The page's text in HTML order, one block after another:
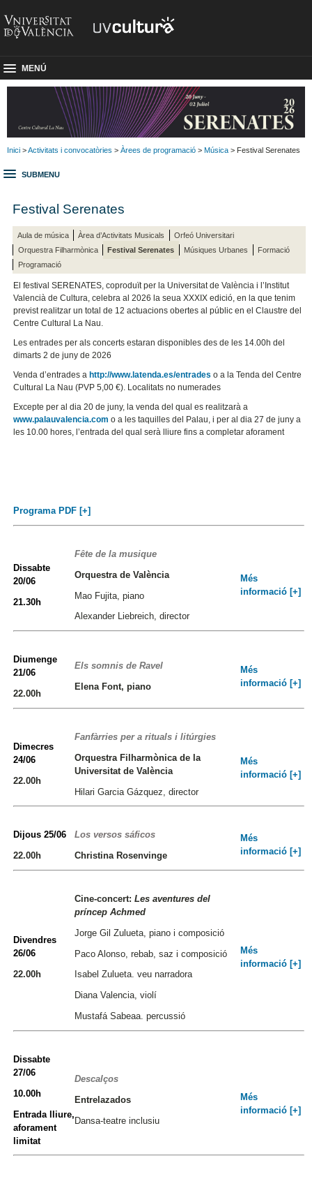
MENÚ
Inici >Activitats i convocatòries > Àrees de programació > Música > Festival Serenates
SUBMENU
Festival Serenates
Aula de música Àrea d’Activitats Musicals
Orfeó Universitari
Orquestra Filharmònica
Festival Serenates Músiques Urbanes
Formació
Programació
El festival SERENATES, coproduït per la Universitat de València i l’Institut
Valencià de Cultura, celebra al 2026 la seua XXXIX edició, en la que tenim
previst realitzar un total de 12 actuacions obertes al públic en el Claustre del
Centre Cultural La Nau.
Les entrades per als concerts estaran disponibles des de les 14.00h del
dimarts 2 de juny de 2026
Venda d’entrades a http://www.latenda.es/entrades o a la Tenda del Centre
Cultural La Nau (PVP 5,00 €). Localitats no numerades
Excepte per al dia 20 de juny, la venda del qual es realitzarà a
www.palauvalencia.com o a les taquilles del Palau, i per al dia 27 de juny a
les 10.00 hores, l’entrada del qual serà lliure fins a completar aforament
Programa PDF [+]
Dissabte
20/06
21.30h
Fête de la musique
Orquestra de València
Mao Fujita, piano
Alexander Liebreich, director
Més
informació [+]
Diumenge
21/06
22.00h
Els somnis de Ravel
Elena Font, piano
Més
informació [+]
Dimecres
24/06
22.00h
Fanfàrries per a rituals i litúrgies
Orquestra Filharmònica de la
Universitat de València
Hilari Garcia Gázquez, director
Més
informació [+]
Dijous 25/06
22.00h
Los versos sáficos
Christina Rosenvinge
Més
informació [+]
Divendres
26/06
22.00h
Cine-concert: Les aventures del
príncep Achmed
Jorge Gil Zulueta, piano i composició
Paco Alonso, rebab, saz i composició
Isabel Zulueta. veu narradora
Diana Valencia, violí
Mustafá Sabeaa. percussió
Més
informació [+]
Dissabte
27/06
10.00h
Entrada lliure,
aforament
limitat
Descalços
Entrelazados
Dansa-teatre inclusiu
Més
informació [+]